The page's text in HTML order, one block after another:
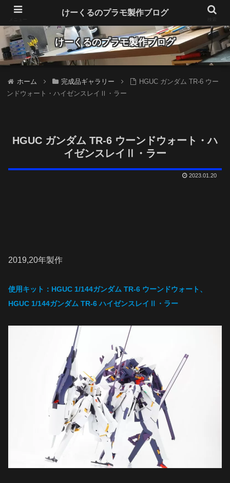
Make plastic models fun
けーくるのプラモ製作ブログ
ホーム 完成品ギャラリー
HGUC ガンダム TR-6 ウー
ンドウォート・ハイゼンスレイⅡ・ラー
HGUC ガンダム TR-6 ウーンドウォート・ハ
イゼンスレイⅡ・ラー
2023.01.20
2019,20年製作
使用キット：HGUC 1/144ガンダム TR-6 ウーンドウォート、
HGUC 1/144ガンダム TR-6 ハイゼンスレイⅡ・ラー
けーくるのプラモ製作ブログ